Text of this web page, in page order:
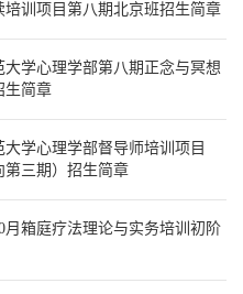
培训项目第八期北京班招生简章
大学心理学部第八期正念与冥想
生简章
大学心理学部督导师培训项目
第三期）招生简章
月箱庭疗法理论与实务培训初阶